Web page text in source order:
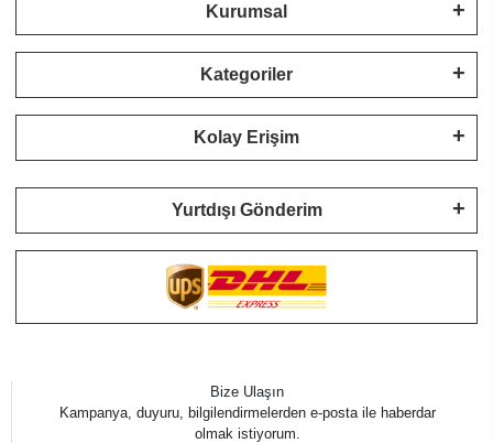
Kurumsal
Kategoriler
Kolay Erişim
Yurtdışı Gönderim
Bize Ulaşın
Kampanya, duyuru, bilgilendirmelerden e-posta ile haberdar
olmak istiyorum.